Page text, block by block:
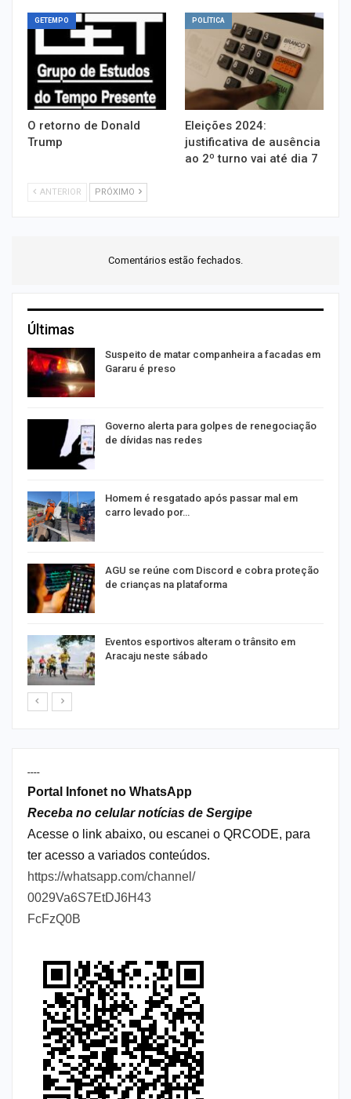
GETEMPO
O retorno de Donald
Trump
POLÍTICA
Eleições 2024:
justificativa de ausência
ao 2º turno vai até dia 7
ANTERIOR PRÓXIMO
Comentários estão fechados.
Últimas
Suspeito de matar companheira a facadas em
Gararu é preso
Governo alerta para golpes de renegociação
de dívidas nas redes
Homem é resgatado após passar mal em
carro levado por…
AGU se reúne com Discord e cobra proteção
de crianças na plataforma
Eventos esportivos alteram o trânsito em
Aracaju neste sábado
----
Portal Infonet no WhatsApp
Receba no celular notícias de Sergipe
Acesse o link abaixo, ou escanei o QRCODE, para
ter acesso a variados conteúdos.
https://whatsapp.com/channel/
0029Va6S7EtDJ6H43
FcFzQ0B